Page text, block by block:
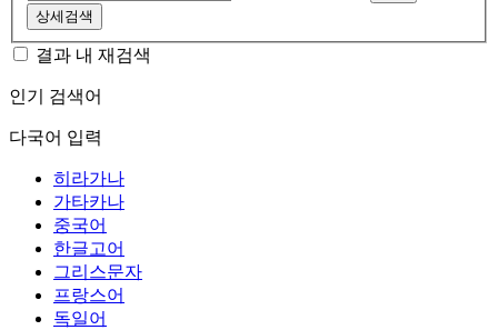
상세검색
결과 내 재검색
인기 검색어
다국어 입력
히라가나
가타카나
중국어
한글고어
그리스문자
프랑스어
독일어